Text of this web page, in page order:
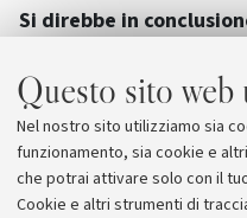
Questo sito
Nel nostro sito utilizziamo sia
funzionamento, sia cookie e
che potrai attivare solo con il
Cookie e altri strumenti di
Si direbbe in
"Tutti, anche gli
del meccanismo. La
coscienza di questa
acquisto. Per il resto
tutti e tutti acquistano